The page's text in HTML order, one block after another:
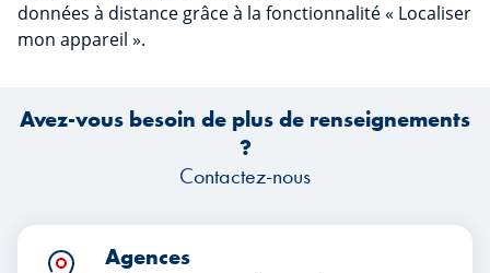
données à distance grâce à la fonctionnalité « Localiser
mon appareil ».
Avez-vous besoin de plus de renseignements
?
Contactez-nous
Agences